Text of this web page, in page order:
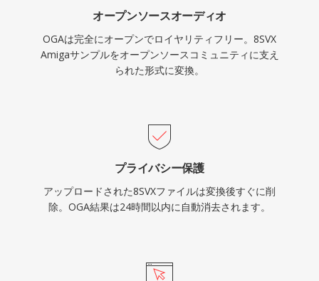
どのLinuxデスクトップ環境でネイティブに再生
され、Webオーディオ配信やアーカイブワーク
フローに実用的な選択肢です。
オープンソースオーディオ
OGAは完全にオープンでロイヤリティフリー。8SVX
Amigaサンプルをオープンソースコミュニティに支え
られた形式に変換。
プライバシー保護
アップロードされた8SVXファイルは変換後すぐに削
除。OGA結果は24時間以内に自動消去されます。